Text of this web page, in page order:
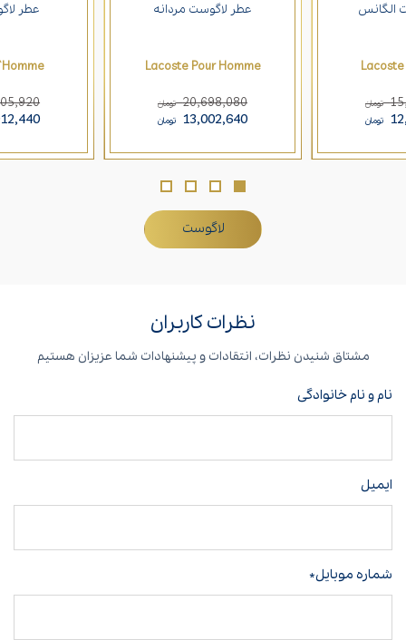
الگانس
تومان
تومان
عطر لاگوست مردانه
Lacoste Pour Homme
20,698,080 تومان
13,002,640 تومان
عطر
لاگوست
نظرات کاربران
مشتاق شنیدن نظرات، انتقادات و پیشنهادات شما عزیزان هستیم
نام و نام خانوادگی
ایمیل
شماره موبایل*